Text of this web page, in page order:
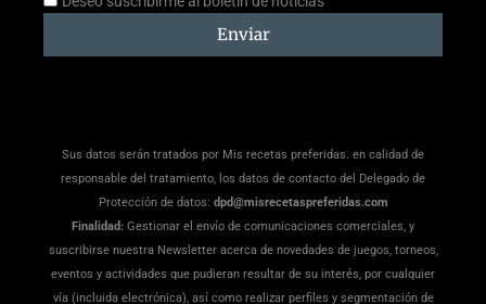
Enviar
Sus datos serán tratados por Mis recetas preferidas. en calidad de
responsable del tratamiento, los datos de contacto del Delegado de
Protección de datos: dpd@misrecetaspreferidas.com
Finalidad: Gestionar el envío de comunicaciones comerciales, y
suscribirse nuestra Newsletter acerca de novedades de juegos, torneos,
eventos y actividades que pudieran resultar de su interés, por cualquier
vía (incluida electrónica), así como realizar perfiles y segmentación de